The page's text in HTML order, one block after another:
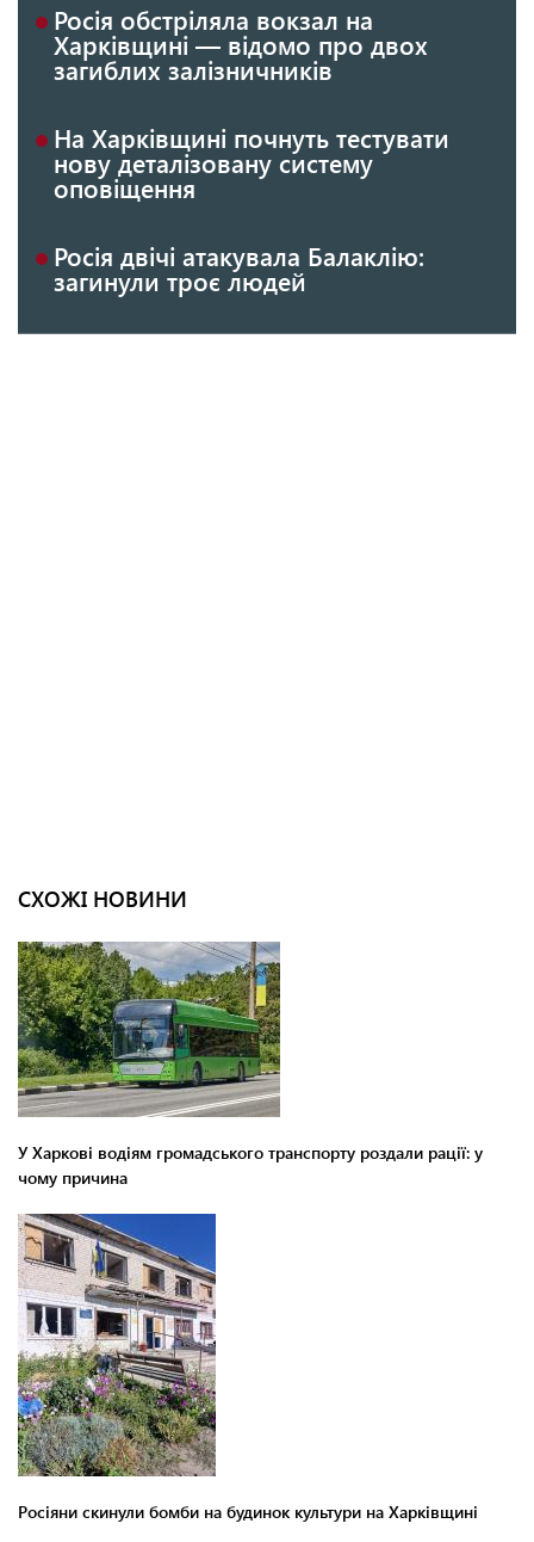
Росія обстріляла вокзал на
Харківщині — відомо про двох
загиблих залізничників
На Харківщині почнуть тестувати
нову деталізовану систему
оповіщення
Росія двічі атакувала Балаклію:
загинули троє людей
СХОЖІ НОВИНИ
У Харкові водіям громадського транспорту роздали рації: у
чому причина
Росіяни скинули бомби на будинок культури на Харківщині